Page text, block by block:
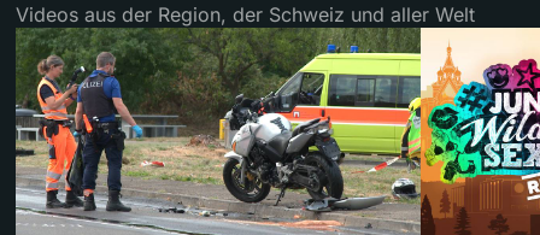
Videos aus der Region, der Schweiz und aller Welt